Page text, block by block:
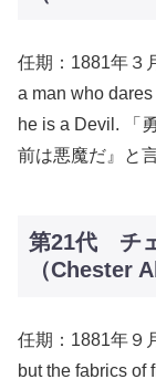
任期：1881年３
a man who
he is a Devil. 「
前は悪魔だ』と
第21代 チ
（Chester
任期：1881年９
but the fabrics of